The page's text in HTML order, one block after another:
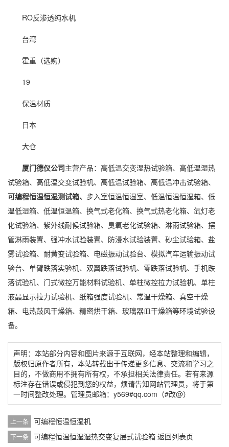
RO反渗透纯水机
台湾
霍重（选购）
19
保温材质
日本
大仓
厦门德仪公司主营产品：高低温交变湿热试验箱、高低温湿热
试验箱、高低温交变试验机、高低温试验箱、高低温冲击试验箱、
可编程恒温恒湿测试箱、 步入室恒温恒湿室、低温恒温恒湿箱、低
温低湿箱、低温恒温箱、换气式老化箱、换气式热老化箱、氙灯老
化试验箱、紫外线耐候试验箱、臭氧老化试验箱、淋雨试验箱、摆
管淋雨装置、强冲水试验装置、防浸水试验装置、砂尘试验箱、盐
雾试验箱、耐黄变试验箱、电磁振动试验台、模拟汽车运输振动试
验台、单臂跌落实验机、双翼跌落试验机、零跌落试验机、手机跌
落试验机、门式微控万能材料试验机、单柱微控拉力试验机、单柱
液晶显示拉力试验机、纸箱强度试验机、常温干燥箱、真空干燥
箱、电热鼓风干燥箱、精密烘干箱、玻璃器皿干燥箱等环境试验设
备。
声明：本站部分内容和图片来源于互联网，经本站整理和编辑，
版权归原作者所有，本站转载出于传递更多信息、交流和学习之
目的，不做商用不拥有所有权，不承担相关法律责任。若有来源
标注存在错误或侵犯到您的权益，烦请告知网站管理员，将于第
一时间整改处理。管理员邮箱：y569#qq.com（#改@）
上一条 可编程恒温恒湿机
下一条 可编程恒温恒湿湿热交变复层式试验箱 返回列表页